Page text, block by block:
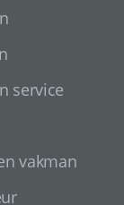
service
vakman